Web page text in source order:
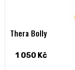
Thera Bolly
1 050 Kč